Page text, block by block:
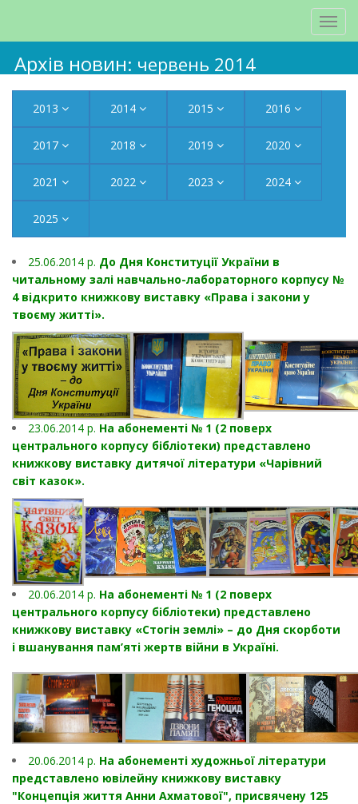
Архів новин: червень 2014
2013 2014 2015 2016
2017 2018 2019 2020
2021 2022 2023 2024
2025
25.06.2014 р. До Дня Конституції України в
читальному залі навчально-лабораторного корпусу №
4 відкрито книжкову виставку «Права і закони у
твоєму житті».
23.06.2014 р. На абонементі № 1 (2 поверх
центрального корпусу бібліотеки) представлено
книжкову виставку дитячої літератури «Чарівний
світ казок».
20.06.2014 р. На абонементі № 1 (2 поверх
центрального корпусу бібліотеки) представлено
книжкову виставку «Стогін землі» – до Дня скорботи
і вшанування пам’яті жертв війни в Україні.
20.06.2014 р. На абонементі художньої літератури
представлено ювілейну книжкову виставку
"Концепція життя Анни Ахматової", присвячену 125